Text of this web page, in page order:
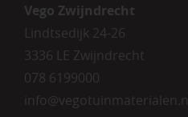
Vego Zwijndrecht
Lindtsedijk 24-26
3336 LE Zwijndrecht
078 6199000
info@vegotuinmaterialen.nl